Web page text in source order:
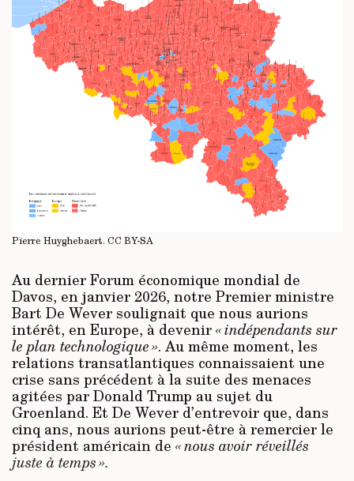
Pierre Huyghebaert. CC BY-SA
Au dernier Forum économique mondial de
Davos, en janvier 2026, notre Premier ministre
Bart De Wever soulignait que nous aurions
intérêt, en Europe, à devenir« indépendants sur
le plan technologique ». Au même moment, les
relations transatlantiques connaissaient une
crise sans précédent à la suite des menaces
agitées par Donald Trump au sujet du
Groenland. Et De Wever d’entrevoir que, dans
cinq ans, nous aurions peut-être à remercier le
président américain de « nous avoir réveillés
juste à temps ».